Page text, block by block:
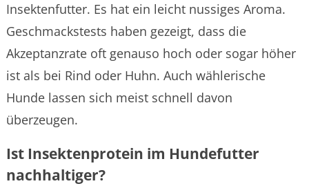
Insektenfutter. Es hat ein leicht nussiges Aroma.
Geschmackstests haben gezeigt, dass die
Akzeptanzrate oft genauso hoch oder sogar höher
ist als bei Rind oder Huhn. Auch wählerische
Hunde lassen sich meist schnell davon
überzeugen.
Ist Insektenprotein im Hundefutter
nachhaltiger?